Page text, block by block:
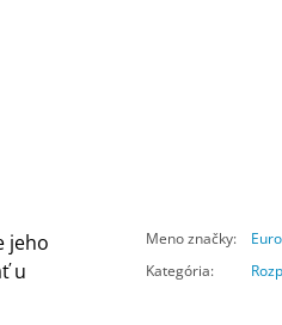
jeho
u
Meno značky:
Kategória: